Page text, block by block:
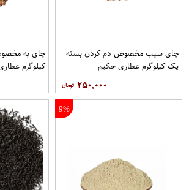
چای سیب مخصوص دم کردن بسته
یک کیلوگرم عطاری حکیم
۲۵۰,۰۰۰
چای به
کیلوگرم
9%